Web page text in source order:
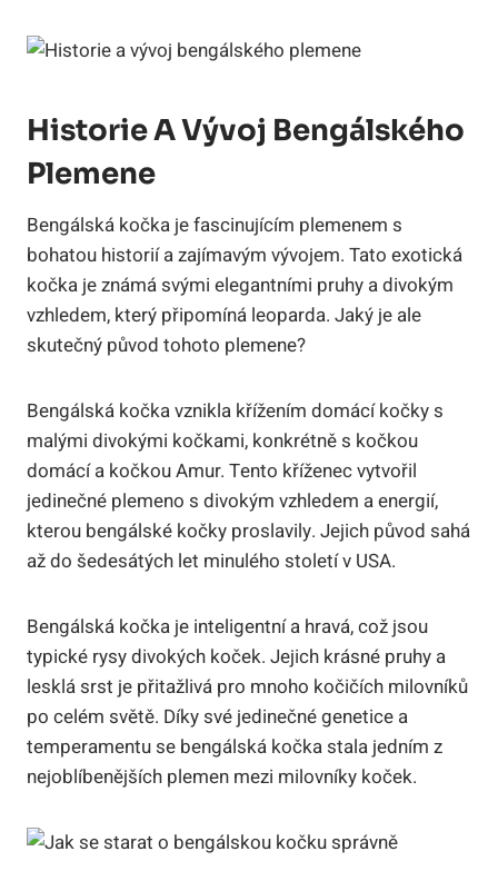
Historie A Vývoj Bengálského
Plemene
Bengálská kočka je fascinujícím plemenem s
bohatou historií a zajímavým vývojem. Tato exotická
kočka je známá svými elegantními pruhy a divokým
vzhledem, který připomíná leoparda. Jaký je ale
skutečný původ tohoto plemene?
Bengálská kočka vznikla křížením domácí kočky s
malými divokými kočkami, konkrétně s kočkou
domácí a kočkou Amur. Tento kříženec vytvořil
jedinečné plemeno s divokým vzhledem a energií,
kterou bengálské kočky proslavily. Jejich původ sahá
až do šedesátých let minulého století v USA.
Bengálská kočka je inteligentní a hravá, což jsou
typické rysy divokých koček. Jejich krásné pruhy a
lesklá srst je přitažlivá pro mnoho kočičích milovníků
po celém světě. Díky své jedinečné genetice a
temperamentu se bengálská kočka stala jedním z
nejoblíbenějších plemen mezi milovníky koček.